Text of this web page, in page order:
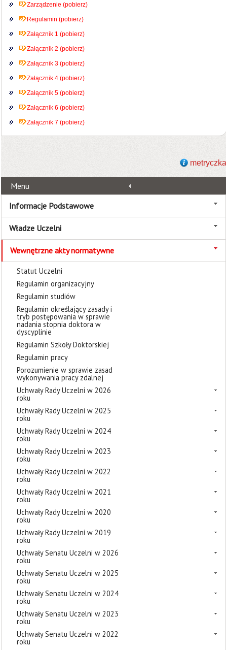
Zarządzenie (pobierz)
Regulamin (pobierz)
Załącznik 1 (pobierz)
Załącznik 2 (pobierz)
Załącznik 3 (pobierz)
Załącznik 4 (pobierz)
Załącznik 5 (pobierz)
Załącznik 6 (pobierz)
Załącznik 7 (pobierz)
metryczka
Menu
Informacje Podstawowe
Władze Uczelni
Wewnętrzne akty normatywne
Statut Uczelni
Regulamin organizacyjny
Regulamin studiów
Regulamin określający zasady i
tryb postępowania w sprawie
nadania stopnia doktora w
dyscyplinie
Regulamin Szkoły Doktorskiej
Regulamin pracy
Porozumienie w sprawie zasad
wykonywania pracy zdalnej
Uchwały Rady Uczelni w 2026
roku
Uchwały Rady Uczelni w 2025
roku
Uchwały Rady Uczelni w 2024
roku
Uchwały Rady Uczelni w 2023
roku
Uchwały Rady Uczelni w 2022
roku
Uchwały Rady Uczelni w 2021
roku
Uchwały Rady Uczelni w 2020
roku
Uchwały Rady Uczelni w 2019
roku
Uchwały Senatu Uczelni w 2026
roku
Uchwały Senatu Uczelni w 2025
roku
Uchwały Senatu Uczelni w 2024
roku
Uchwały Senatu Uczelni w 2023
roku
Uchwały Senatu Uczelni w 2022
roku